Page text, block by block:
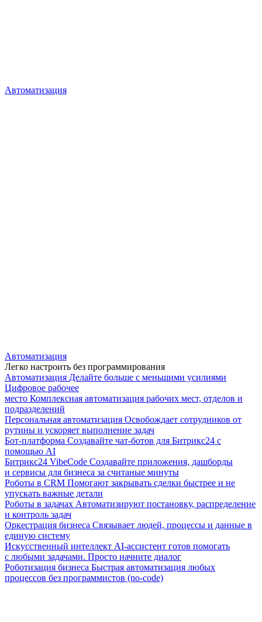
Автоматизация
Автоматизация
Легко настроить без программирования
Автоматизация Делайте больше с меньшими усилиями
Цифровое рабочее
место Комплексная автоматизация рабочих мест, отделов и
подразделений
Персональная автоматизация Освобождает сотрудников от
рутины и ускоряет выполнение задач
Бот-платформа Создавайте чат-ботов для Битрикс24 с
помощью AI
Битрикс24 VibeCode Создавайте приложения, дашборды
и сервисы для бизнеса за считаные минуты
Роботы в CRM Помогают закрывать сделки быстрее и не
упускать важные детали
Роботы в задачах Автоматизируют постановку, распределение
и контроль задач
Оркестрация бизнеса Связывает людей, процессы и данные в
единую систему
Искусственный интеллект AI-ассистент готов помогать
с любыми задачами. Просто начните диалог
Роботизация бизнеса Быстрая автоматизация любых
процессов без программистов (no-code)